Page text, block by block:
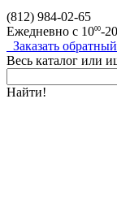
(812) 984-02-65
Ежедневно с 1000-20
Заказать обратный
Весь каталог или
Найти!